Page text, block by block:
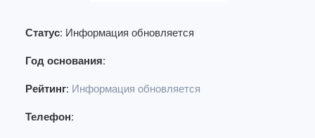
Статус: Информация обновляется
Год основания:
Рейтинг: Информация обновляется
Телефон: